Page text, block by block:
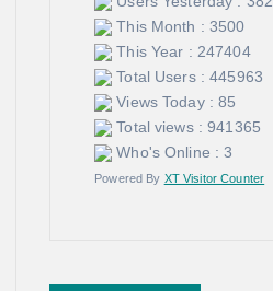
This Month : 3500
This Year : 247404
Total Users : 445963
Views Today : 85
Total views : 941365
Who's Online : 3
Powered By XT Visitor Counter